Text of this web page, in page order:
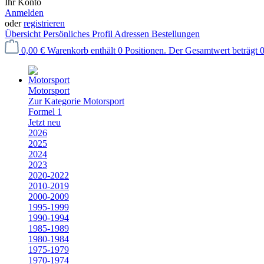
Ihr Konto
Anmelden
oderregistrieren
Übersicht Persönliches Profil Adressen Bestellungen
0,00 € Warenkorb enthält 0 Positionen. Der Gesamtwert beträgt
Motorsport
Zur Kategorie Motorsport
Formel 1
Jetzt neu
2026
2025
2024
2023
2020-2022
2010-2019
2000-2009
1995-1999
1990-1994
1985-1989
1980-1984
1975-1979
1970-1974